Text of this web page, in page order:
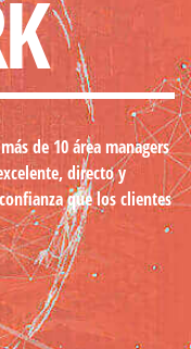
de 10 área managers
directo y
que los clientes